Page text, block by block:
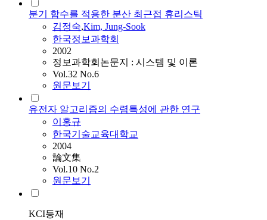
분기 함수를 적용한 분산 최근접 휴리스틱
김정숙,Kim, Jung-Sook
한국정보과학회
2002
정보과학회논문지 : 시스템 및 이론
Vol.32 No.6
원문보기
유전자 알고리즘의 수렴특성에 관한 연구
이홍규
한국기술교육대학교
2004
論文集
Vol.10 No.2
원문보기
KCI등재